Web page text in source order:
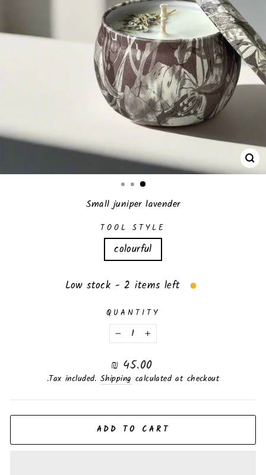
Small juniper lavender
TOOL STYLE
colourful
Low stock - 2 items left
QUANTITY
−
+
Regular
price
45.00 ₪
Tax included.Shipping calculated at checkout.
ADD TO CART